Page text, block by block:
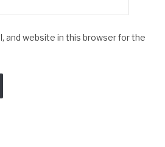
and website in this browser for the